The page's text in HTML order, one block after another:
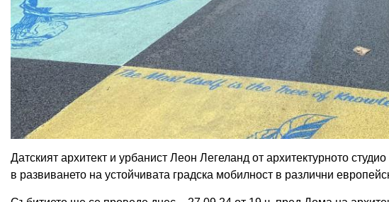
Датският архитект и урбанист Леон Легеланд от архитектурното
в развиването на устойчивата градска мобилност в различни